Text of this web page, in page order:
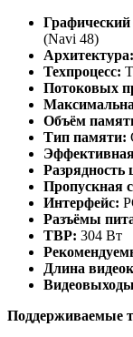
Графический
(Navi 48)
Архитектура:
Техпроцесс:
Потоковых
Объём
Тип памяти:
Пропускная
Интерфейс:
Разъёмы
TBP: 304 Вт
Длина
Поддерживаемые